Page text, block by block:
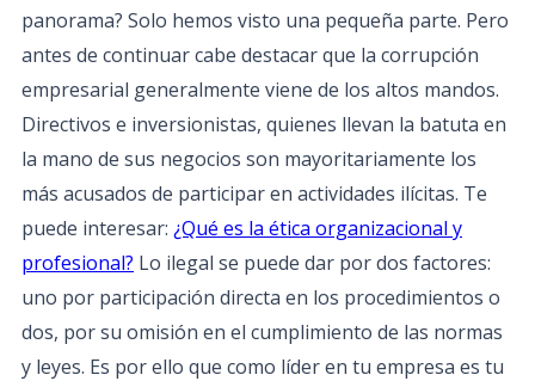
panorama? Solo hemos visto una pequeña parte. Pero
antes de continuar cabe destacar que la corrupción
empresarial generalmente viene de los altos mandos.
Directivos e inversionistas, quienes llevan la batuta en
la mano de sus negocios son mayoritariamente los
más acusados de participar en actividades ilícitas. Te
puede interesar: ¿Qué es la ética organizacional y
profesional? Lo ilegal se puede dar por dos factores:
uno por participación directa en los procedimientos o
dos, por su omisión en el cumplimiento de las normas
y leyes. Es por ello que como líder en tu empresa es tu